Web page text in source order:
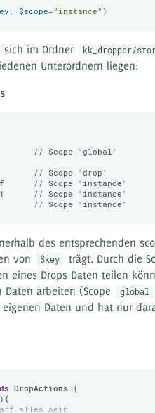
, $scope="instance"
sich im Ordner kk_dropper/
Unterordnern liegen:
// Scope 'global'
// Scope 'drop'
// Scope 'instance'
// Scope 'instance'
des entsprechenden
von
$key
trägt. Durch die
eines Drops Daten teilen
arbeiten (Scope
global
Daten und hat nur
DropActions
{
{
alles sein